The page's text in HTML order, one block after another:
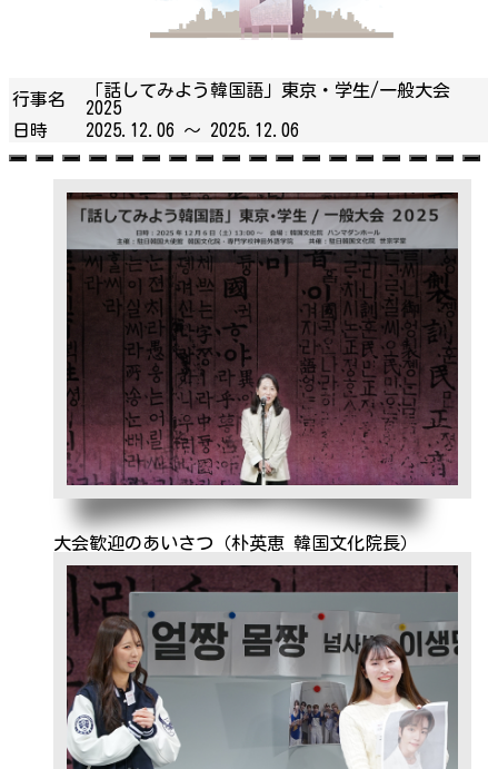
行事名
「話してみよう韓国語」東京・学生/一般大会
2025
日時
2025.12.06 ～ 2025.12.06
大会歓迎のあいさつ（朴英恵 韓国文化院長）